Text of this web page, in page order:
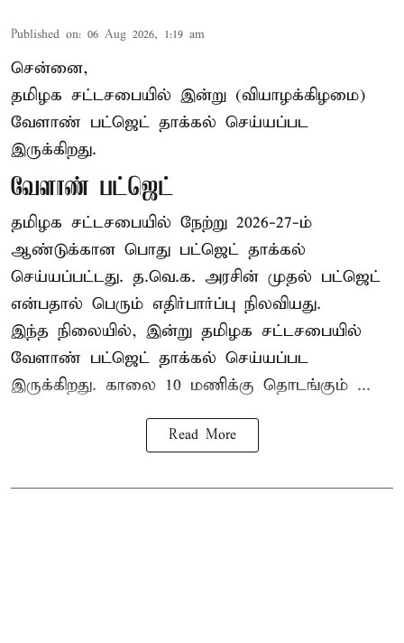
Published on: 06 Aug 2026, 1:19 am
சென்னை,
தமிழக சட்டசபையில் இன்று (வியாழக்கிழமை)
வேளாண் பட்ஜெட் தாக்கல் செய்யப்பட
இருக்கிறது.
வேளாண் பட்ஜெட்
தமிழக சட்டசபையில் நேற்று 2026-27-ம்
ஆண்டுக்கான பொது பட்ஜெட் தாக்கல்
செய்யப்பட்டது. த.வெ.க. அரசின் முதல் பட்ஜெட்
என்பதால் பெரும் எதிர்பார்ப்பு நிலவியது.
இந்த நிலையில், இன்று தமிழக சட்டசபையில்
வேளாண் பட்ஜெட் தாக்கல் செய்யப்பட
இருக்கிறது. காலை 10 மணிக்கு தொடங்கும் ...
Read More